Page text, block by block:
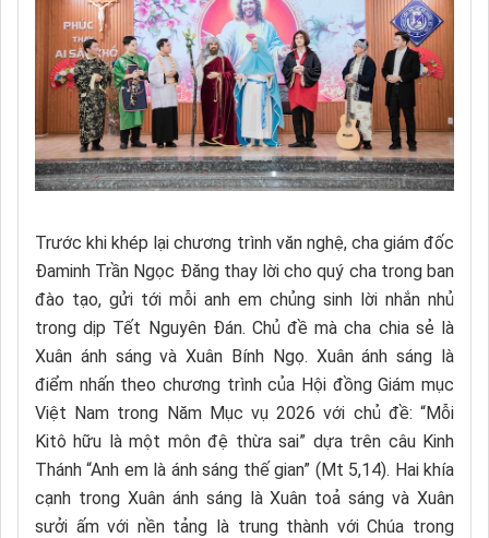
Trước khi khép lại chương trình văn nghệ, cha giám đốc
Đaminh Trần Ngọc Đăng thay lời cho quý cha trong ban
đào tạo, gửi tới mỗi anh em chủng sinh lời nhắn nhủ
trong dịp Tết Nguyên Đán. Chủ đề mà cha chia sẻ là
Xuân ánh sáng và Xuân Bính Ngọ. Xuân ánh sáng là
điểm nhấn theo chương trình của Hội đồng Giám mục
Việt Nam trong Năm Mục vụ 2026 với chủ đề: “Mỗi
Kitô hữu là một môn đệ thừa sai” dựa trên câu Kinh
Thánh “Anh em là ánh sáng thế gian” (Mt 5,14). Hai khía
cạnh trong Xuân ánh sáng là Xuân toả sáng và Xuân
sưởi ấm với nền tảng là trung thành với Chúa trong